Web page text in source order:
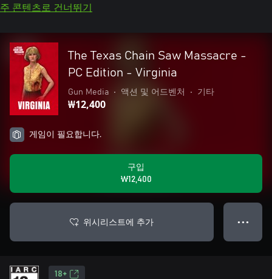
주 콘텐츠로 건너뛰기
The Texas Chain Saw Massacre -
PC Edition - Virginia
Gun Media • 액션 및 어드벤처 • 기타
₩12,400
게임이 필요합니다.
구입
₩12,400
위시리스트에 추가 ● ● ●
18+